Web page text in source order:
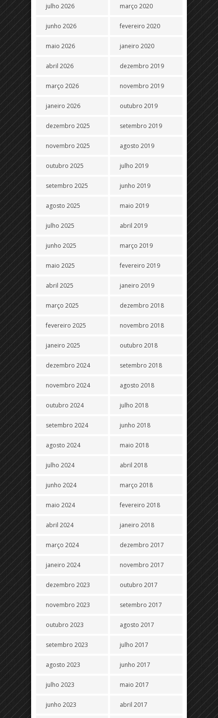
julho 2026
junho 2026
maio 2026
abril 2026
março 2026
janeiro 2026
dezembro 2025
novembro 2025
outubro 2025
setembro 2025
agosto 2025
julho 2025
junho 2025
maio 2025
abril 2025
março 2025
fevereiro 2025
janeiro 2025
dezembro 2024
novembro 2024
outubro 2024
setembro 2024
agosto 2024
julho 2024
junho 2024
maio 2024
abril 2024
março 2024
janeiro 2024
dezembro 2023
novembro 2023
outubro 2023
setembro 2023
agosto 2023
julho 2023
junho 2023
março 2020
fevereiro 2020
janeiro 2020
dezembro 2019
novembro 2019
outubro 2019
setembro 2019
agosto 2019
julho 2019
junho 2019
maio 2019
abril 2019
março 2019
fevereiro 2019
janeiro 2019
dezembro 2018
novembro 2018
outubro 2018
setembro 2018
agosto 2018
julho 2018
junho 2018
maio 2018
abril 2018
março 2018
fevereiro 2018
janeiro 2018
dezembro 2017
novembro 2017
outubro 2017
setembro 2017
agosto 2017
julho 2017
junho 2017
maio 2017
abril 2017